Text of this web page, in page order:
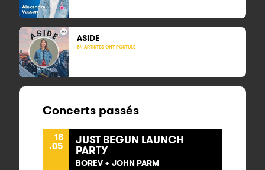
ASIDE
84 ARTISTES ONT POSTULÉ
Concerts passés
18
.05 JUST BEGUN LAUNCH
PARTY
BOREV + JOHN PARM